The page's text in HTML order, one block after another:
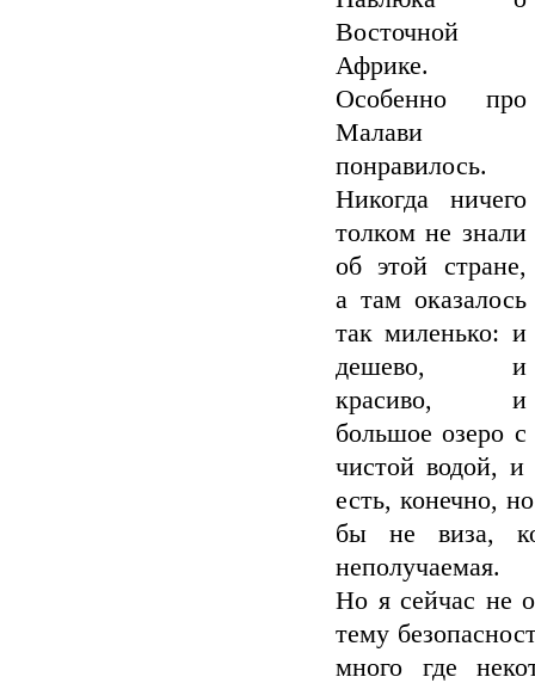
Восточной
Африке.
Особенно про
Малави
понравилось.
Никогда ничего
толком не знали
об этой стране,
а там оказалось
так миленько: и
дешево, и
красиво, и
большое озеро с
чистой водой,
есть, конечно,
бы не виза,
неполучаемая.
Но я сейчас не
тему
много где